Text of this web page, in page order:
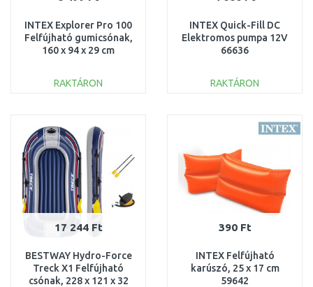
INTEX Explorer Pro 100
Felfújható gumicsónak,
160 x 94 x 29 cm
RAKTÁRON
Összehasonlítás
INTEX Quick-Fill DC
Elektromos pumpa 12V
66636
RAKTÁRON
Összehasonlítás
17 244 Ft
BESTWAY Hydro-Force
Treck X1 Felfújható
csónak, 228 x 121 x 32
390 Ft
INTEX Felfújható
karúszó, 25 x 17 cm
59642